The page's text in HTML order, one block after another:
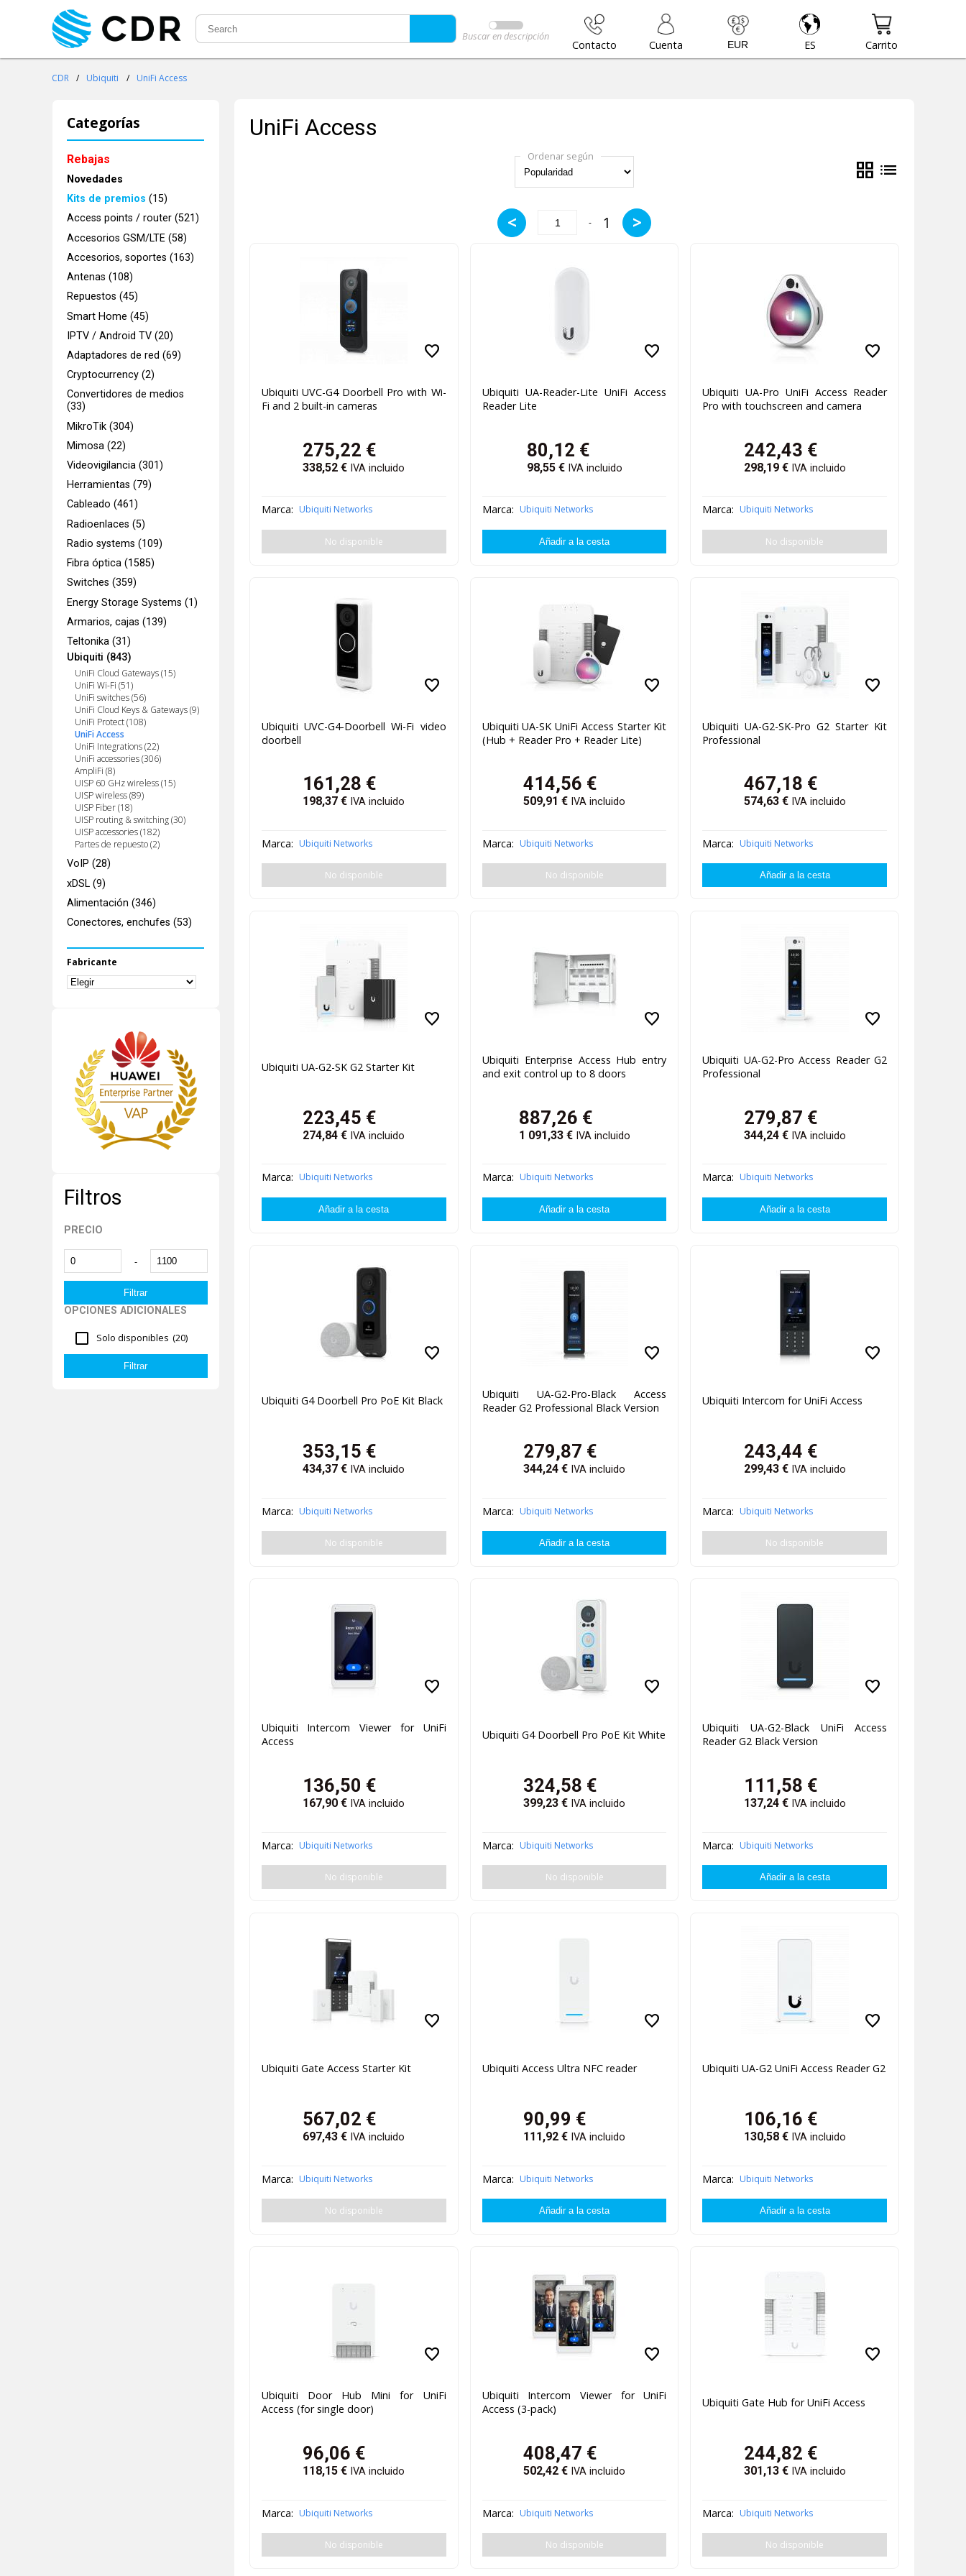
Buscar en descripción
Contacto Cuenta ES Carrito
CDR / Ubiquiti / UniFi Access
Categorías
Rebajas
Novedades
Kits de premios (15)
Access points / router (521)
Accesorios GSM/LTE (58)
Accesorios, soportes (163)
Antenas (108)
Repuestos (45)
Smart Home (45)
IPTV / Android TV (20)
Adaptadores de red (69)
Cryptocurrency (2)
Convertidores de medios
(33)
MikroTik (304)
Mimosa (22)
Videovigilancia (301)
Herramientas (79)
Cableado (461)
Radioenlaces (5)
Radio systems (109)
Fibra óptica (1585)
Switches (359)
Energy Storage Systems (1)
Armarios, cajas (139)
Teltonika (31)
Ubiquiti (843)
UniFi Cloud Gateways (15)
UniFi Wi-Fi (51)
UniFi switches (56)
UniFi Cloud Keys & Gateways (9)
UniFi Protect (108)
UniFi Access
UniFi Integrations (22)
UniFi accessories (306)
AmpliFi (8)
UISP 60 GHz wireless (15)
UISP wireless (89)
UISP Fiber (18)
UISP routing & switching (30)
UISP accessories (182)
Partes de repuesto (2)
VoIP (28)
xDSL (9)
Alimentación (346)
Conectores, enchufes (53)
Fabricante
Filtros
PRECIO
-
OPCIONES ADICIONALES
Solo disponibles (20)
UniFi Access
Ordenar según
grid_view list
< - 1 >
favorite
Ubiquiti UVC-G4 Doorbell Pro with Wi-
Fi and 2 built-in cameras
275,22 €
338,52 € IVA incluido
Marca: Ubiquiti Networks
No disponible
favorite
Ubiquiti UA-Reader-Lite UniFi Access
Reader Lite
80,12 €
98,55€ IVA incluido
Marca: Ubiquiti Networks
favorite
Ubiquiti UA-Pro UniFi Access Reader
Pro with touchscreen and camera
242,43 €
298,19€ IVA incluido
Marca: Ubiquiti Networks
No disponible
favorite
Ubiquiti UVC-G4-Doorbell Wi-Fi video
doorbell
161,28 €
198,37 € IVA incluido
Marca: Ubiquiti Networks
No disponible
favorite
Ubiquiti UA-SK UniFi Access Starter Kit
(Hub + Reader Pro + Reader Lite)
414,56 €
509,91 € IVA incluido
Marca: Ubiquiti Networks
No disponible
favorite
Ubiquiti UA-G2-SK-Pro G2 Starter Kit
Professional
467,18 €
574,63€ IVA incluido
Marca: Ubiquiti Networks
favorite
Ubiquiti UA-G2-SK G2 Starter Kit
223,45 €
274,84 € IVA incluido
Marca: Ubiquiti Networks
favorite
Ubiquiti Enterprise Access Hub entry
and exit control up to 8 doors
887,26 €
1 091,33€ IVA incluido
Marca: Ubiquiti Networks
favorite
Ubiquiti UA-G2-Pro Access Reader G2
Professional
279,87 €
344,24€ IVA incluido
Marca: Ubiquiti Networks
favorite
Ubiquiti G4 Doorbell Pro PoE Kit Black
353,15 €
434,37 € IVA incluido
Marca: Ubiquiti Networks
No disponible
favorite
Ubiquiti UA-G2-Pro-Black Access
Reader G2 Professional Black Version
279,87 €
344,24 € IVA incluido
Marca: Ubiquiti Networks
favorite
Ubiquiti Intercom for UniFi Access
243,44 €
299,43€ IVA incluido
Marca: Ubiquiti Networks
No disponible
favorite
Ubiquiti Intercom Viewer for UniFi
Access
136,50 €
167,90 € IVA incluido
Marca: Ubiquiti Networks
No disponible
favorite
Ubiquiti G4 Doorbell Pro PoE Kit White
324,58 €
399,23 € IVA incluido
Marca: Ubiquiti Networks
No disponible
favorite
Ubiquiti UA-G2-Black UniFi Access
Reader G2 Black Version
111,58 €
137,24€ IVA incluido
Marca: Ubiquiti Networks
favorite
Ubiquiti Gate Access Starter Kit
567,02 €
697,43 € IVA incluido
Marca: Ubiquiti Networks
No disponible
favorite
Ubiquiti Access Ultra NFC reader
90,99 €
111,92 € IVA incluido
Marca: Ubiquiti Networks
favorite
Ubiquiti UA-G2 UniFi Access Reader G2
106,16 €
130,58€ IVA incluido
Marca: Ubiquiti Networks
favorite
Ubiquiti Door Hub Mini for UniFi
Access (for single door)
96,06 €
118,15 € IVA incluido
Marca: Ubiquiti Networks
No disponible
favorite
Ubiquiti Intercom Viewer for UniFi
Access (3-pack)
408,47 €
502,42 € IVA incluido
Marca: Ubiquiti Networks
No disponible
favorite
Ubiquiti Gate Hub for UniFi Access
244,82 €
301,13€ IVA incluido
Marca: Ubiquiti Networks
No disponible